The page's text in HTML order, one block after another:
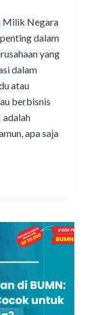
Milik Negara
dalam
yang
dalam
atau
berbisnis
apa saja